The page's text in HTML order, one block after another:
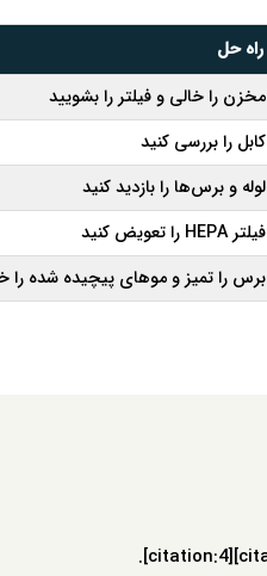
راه حل
مخزن را خالی و فیلتر را بشویید
کابل را بررسی کنید
لوله و برس‌ها را بازدید کنید
فیلتر HEPA را تعویض کنید
برس را تمیز و موهای پیچیده شده را